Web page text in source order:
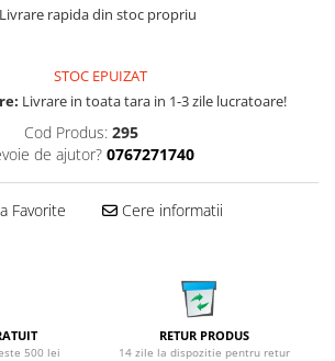
Livrare rapida din stoc propriu
STOC EPUIZAT
Livrare in toata tara in 1-3 zile lucratoare!
Cod Produs: 295
de ajutor? 0767271740
Favorite Cere informatii
500 lei
RETUR PRODUS
14 zile la dispozitie pentru retur